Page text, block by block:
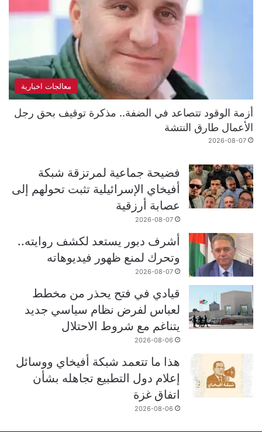
معالجات اخبارية
أزمة الوقود تتصاعد في الضفة.. مذكرة توقيف بحق رجل
الأعمال طارق النتشة
2026-08-07
فضيحة جماعية لمرتزقة شبكة
أفيخاي الإسرائيلية تثبت تحولهم إلى
عصابة أرزقية
2026-08-07
أشرف دبور يستعد لكشف روايته..
وتحرك لمنع ظهور فيديوهاته
2026-08-07
قيادي في فتح يحذر من مخطط
لعباس لفرض نظام سياسي جديد
يتناغم مع شروط الاحتلال
2026-08-06
هذا ما تتعمد شبكة أفيخاي ووسائل
إعلام دول التطبيع تجاهله بشأن
اتفاق غزة
2026-08-06